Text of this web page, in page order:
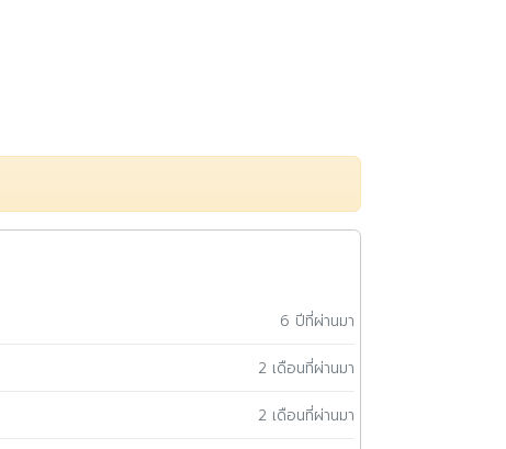
6 ปีที่ผ่านมา
2 เดือนที่ผ่านมา
2 เดือนที่ผ่านมา